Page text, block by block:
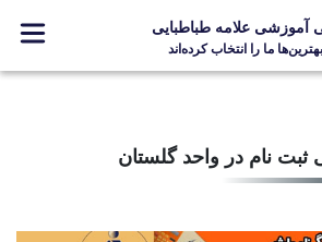
آموزشی علامه طباطبایی
ما را انتخاب کرده‌اند
ثبت نام در واحد گلستان